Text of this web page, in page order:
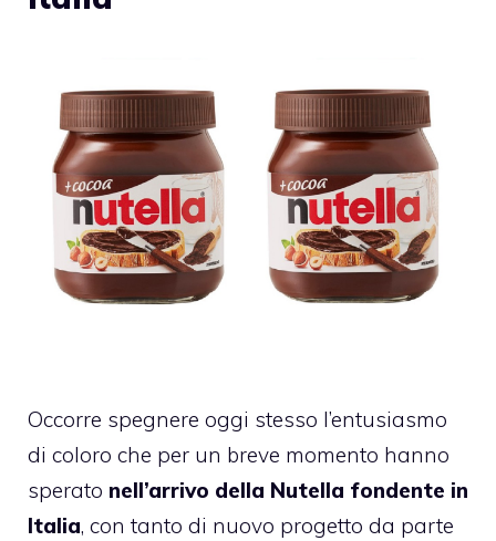
Occorre spegnere oggi stesso l’entusiasmo
di coloro che per un breve momento hanno
sperato nell’arrivo della Nutella fondente in
Italia, con tanto di nuovo progetto da parte